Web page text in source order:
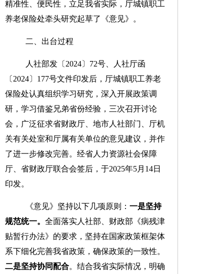
精准性、便民性，立足我省实际，厅城镇职工
养老保险处牵头研究起草了
《意见》 。
二、出台过程
人社部发〔 2024〕 72号
人社厅函
〔 2024〕 177号文件印发后 ， 厅城镇职工养老
保险处认真组织学习研究，深入开展政策调
研 ，学习借鉴兄弟省份经验，三次召开讨论
会，广泛征求省财政厅、地市人社部门、厅机
关有关处室和厅属有关单位的意见建议，并作
了进一步修改完善。经省人力资源社会保障
厅、省财政厅联合会签后，于2025年5月 14日
印发。
《意见》坚持以下几项原则： 一是坚持
规范统一。 全面落实人社部、财政部《病残津
贴暂行办法》的要求 ， 坚持在国家政策框架体
系下细化完善我省政策，确保政策的一致性。
二是坚持协同配合。结合我省实际情况， 明确